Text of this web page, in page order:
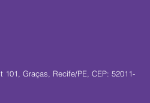
101, Graças, Recife/PE, CEP: 52011-